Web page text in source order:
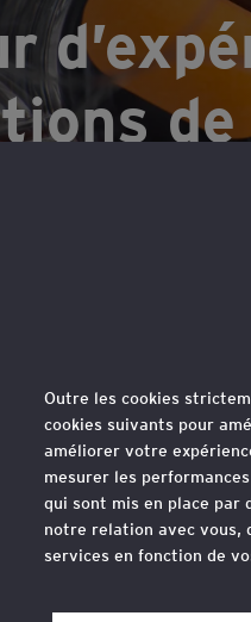
les
Le secteur
Outre les cookies
cookies suivants pour
améliorer votre
mesurer les
qui sont mis en place par
notre relation avec vous,
services en fonction de